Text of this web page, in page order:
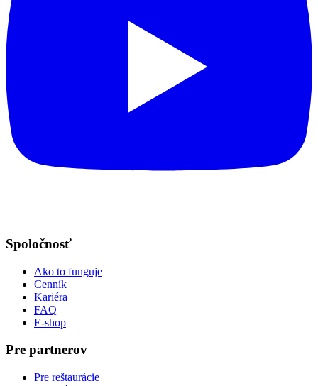
Spoločnosť
Ako to funguje
Cenník
Kariéra
FAQ
E-shop
Pre partnerov
Pre reštaurácie